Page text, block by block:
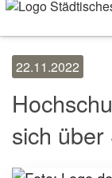
Schulshop
Vertretungen
Aktuelles
22.11.2022
sich